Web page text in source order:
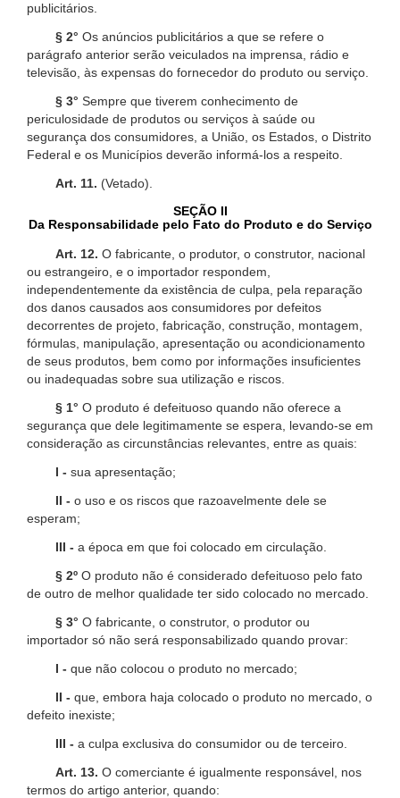
publicitários.
§ 2° Os anúncios publicitários a que se refere o
parágrafo anterior serão veiculados na imprensa, rádio e
televisão, às expensas do fornecedor do produto ou serviço.
§ 3° Sempre que tiverem conhecimento de
periculosidade de produtos ou serviços à saúde ou
segurança dos consumidores, a União, os Estados, o Distrito
Federal e os Municípios deverão informá-los a respeito.
Art. 11. (Vetado).
SEÇÃO II
Da Responsabilidade pelo Fato do Produto e do Serviço
Art. 12. O fabricante, o produtor, o construtor, nacional
ou estrangeiro, e o importador respondem,
independentemente da existência de culpa, pela reparação
dos danos causados aos consumidores por defeitos
decorrentes de projeto, fabricação, construção, montagem,
fórmulas, manipulação, apresentação ou acondicionamento
de seus produtos, bem como por informações insuficientes
ou inadequadas sobre sua utilização e riscos.
§ 1° O produto é defeituoso quando não oferece a
segurança que dele legitimamente se espera, levando-se em
consideração as circunstâncias relevantes, entre as quais:
I - sua apresentação;
II - o uso e os riscos que razoavelmente dele se
esperam;
III - a época em que foi colocado em circulação.
§ 2º O produto não é considerado defeituoso pelo fato
de outro de melhor qualidade ter sido colocado no mercado.
§ 3° O fabricante, o construtor, o produtor ou
importador só não será responsabilizado quando provar:
I - que não colocou o produto no mercado;
II - que, embora haja colocado o produto no mercado, o
defeito inexiste;
III - a culpa exclusiva do consumidor ou de terceiro.
Art. 13. O comerciante é igualmente responsável, nos
termos do artigo anterior, quando: